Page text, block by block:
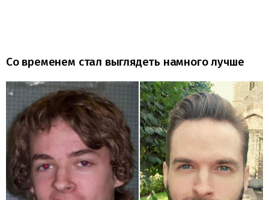
Со временем стал выглядеть намного лучше